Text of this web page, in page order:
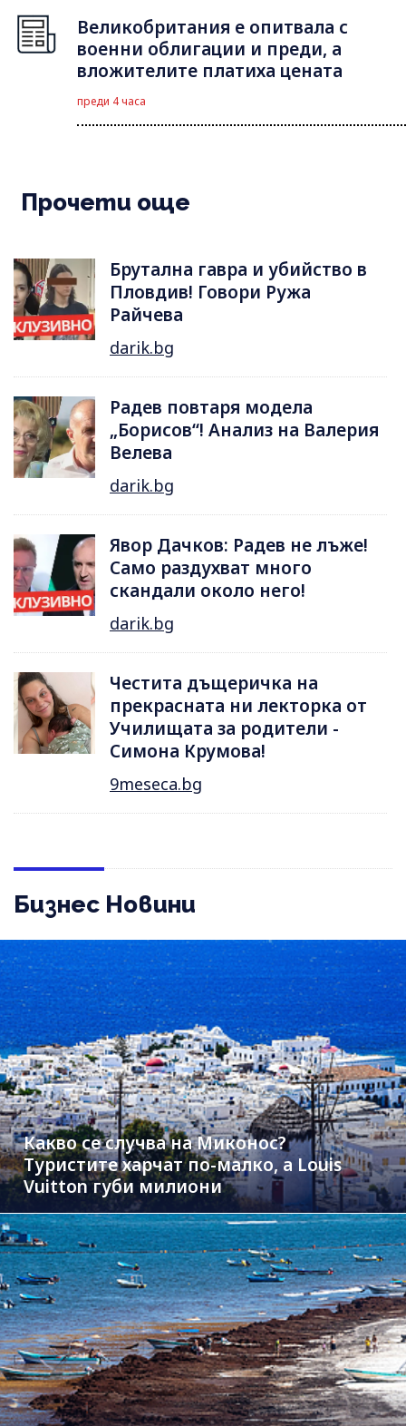
Великобритания е опитвала с
военни облигации и преди, а
вложителите платиха цената
преди 4 часа
Прочети още
Брутална гавра и убийство в
Пловдив! Говори Ружа
Райчева
darik.bg
Радев повтаря модела
„Борисов“! Анализ на Валерия
Велева
darik.bg
Явор Дачков: Радев не лъже!
Само раздухват много
скандали около него!
darik.bg
Честита дъщеричка на
прекрасната ни лекторка от
Училищата за родители -
Симона Крумова!
9meseca.bg
Бизнес Новини
Какво се случва на Миконос?
Туристите харчат по-малко, а Louis
Vuitton губи милиони